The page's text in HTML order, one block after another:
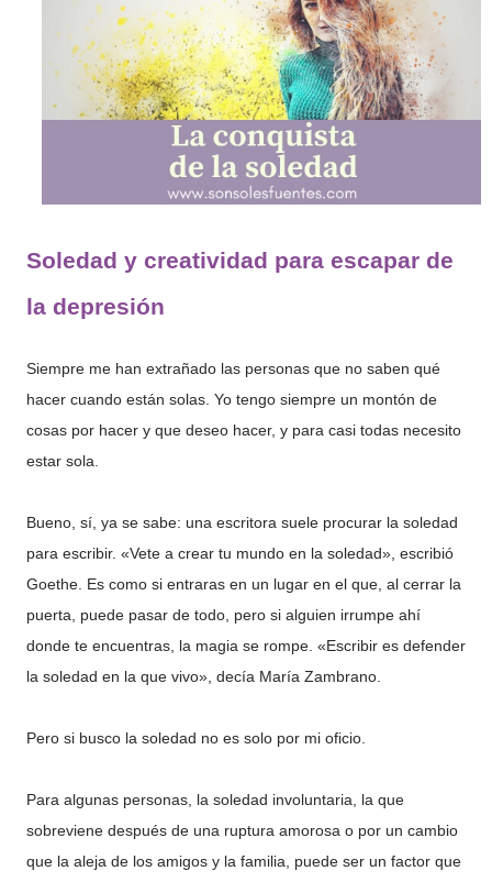
Soledad y creatividad para escapar de
la depresión
Siempre me han extrañado las personas que no saben qué
hacer cuando están solas. Yo tengo siempre un montón de
cosas por hacer y que deseo hacer, y para casi todas necesito
estar sola.
Bueno, sí, ya se sabe: una escritora suele procurar la soledad
para escribir. «Vete a crear tu mundo en la soledad», escribió
Goethe. Es como si entraras en un lugar en el que, al cerrar la
puerta, puede pasar de todo, pero si alguien irrumpe ahí
donde te encuentras, la magia se rompe. «Escribir es defender
la soledad en la que vivo», decía María Zambrano.
Pero si busco la soledad no es solo por mi oficio.
Para algunas personas, la soledad involuntaria, la que
sobreviene después de una ruptura amorosa o por un cambio
que la aleja de los amigos y la familia, puede ser un factor que